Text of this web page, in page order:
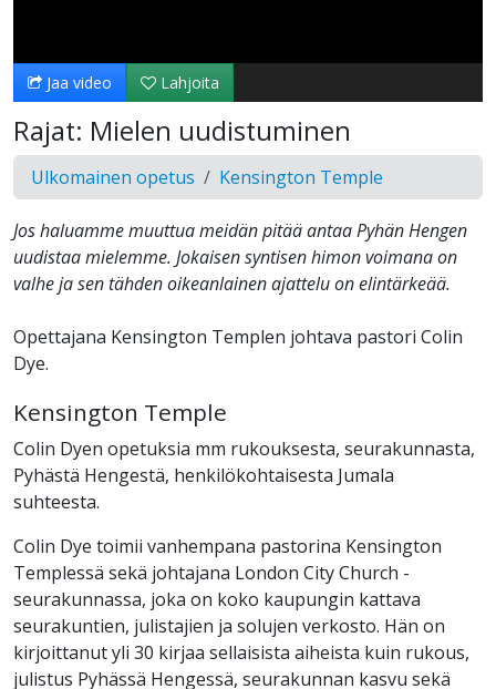
Jaa video Lahjoita
Rajat: Mielen uudistuminen
Ulkomainen opetus Kensington Temple
Jos haluamme muuttua meidän pitää antaa Pyhän Hengen
uudistaa mielemme. Jokaisen syntisen himon voimana on
valhe ja sen tähden oikeanlainen ajattelu on elintärkeää.
Opettajana Kensington Templen johtava pastori Colin
Dye.
Kensington Temple
Colin Dyen opetuksia mm rukouksesta, seurakunnasta,
Pyhästä Hengestä, henkilökohtaisesta Jumala
suhteesta.
Colin Dye toimii vanhempana pastorina Kensington
Templessä sekä johtajana London City Church -
seurakunnassa, joka on koko kaupungin kattava
seurakuntien, julistajien ja solujen verkosto. Hän on
kirjoittanut yli 30 kirjaa sellaisista aiheista kuin rukous,
julistus Pyhässä Hengessä, seurakunnan kasvu sekä